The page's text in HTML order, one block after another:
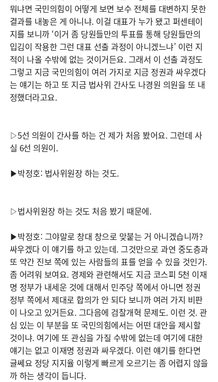
뭐냐면 국민의힘이 어떻게 보면 보수 전체를 대변하지 못한
결과를 내놓은 게 아니냐. 이걸 대표가 누가 됐고 퍼센테이
지를 보니까 ‘이거 좀 당원들만의 투표를 통해 당원들만의
입김이 작용한 그런 대표 선출 과정이 아니겠느냐’ 이런 지
적이 나올 수밖에 없는 것이거든요. 그래서 이 선출 과정도
그렇고 지금 국민의힘이 여러 가지로 지금 정권과 싸우겠다
는 얘기는 하고 또 지금 법사위 간사도 나경원 의원을 또 내
정했더라고요.
▷5선 의원이 간사를 하는 건 제가 처음 봤어요. 그런데 사
실 6선 의원이.
▶박정호: 법사위원장 하는 것도.
▷법사위원장 하는 것도 처음 봤기 때문에.
▶박정호: 그야말로 창대 창으로 맞붙는 거 아니겠습니까?
싸우겠다 이 얘기를 하고 있는데. 그것만으로 과연 중도층과
또 약간 진보 쪽에 있는 사람들의 표를 얻을 수 있을 것인가.
좀 어려워 보여요. 경제와 관련해서도 지금 코스피 5천 이재
명 정부가 내세운 것에 대해서 민주당 쪽에서 아니면 정권
정부 쪽에서 제대로 합의가 안 되다 보니까 여러 가지 비판
이 나오고 있거든요. 그다음에 검찰개혁 문제도. 이런 것. 관
심 있는 이 부분을 또 국민의힘에서는 어떤 대안을 제시할
것이냐. 여기에 또 관심을 가질 수밖에 없는데 여기에 대한
얘기는 없고 이재명 정권과 싸우겠다. 이런 얘기를 한다면
글쎄요 정당 지지율 이렇게 빠르게 오르기는 좀 어렵지 않을
까 하는 생각이 듭니다.